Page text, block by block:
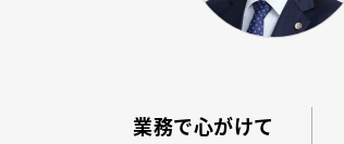
業務で心がけて